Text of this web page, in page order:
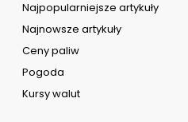
Najpopularniejsze artykuły
Najnowsze artykuły
Ceny paliw
Pogoda
Kursy walut